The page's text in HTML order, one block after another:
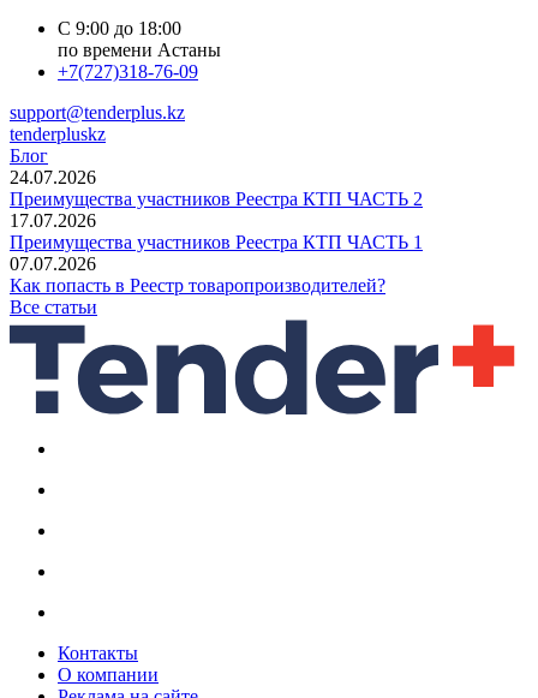
С 9:00 до 18:00
по времени Астаны
+7(727)318-76-09
support@tenderplus.kz
tenderpluskz
Блог
24.07.2026
Преимущества участников Реестра КТП ЧАСТЬ 2
17.07.2026
Преимущества участников Реестра КТП ЧАСТЬ 1
07.07.2026
Как попасть в Реестр товаропроизводителей?
Все статьи
Контакты
О компании